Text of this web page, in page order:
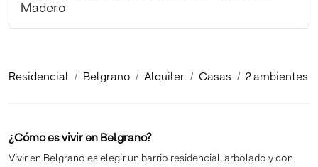
Madero
Residencial Belgrano Alquiler Casas 2 ambientes
¿Cómo es vivir en Belgrano?
Vivir en Belgrano es elegir un barrio residencial, arbolado y con